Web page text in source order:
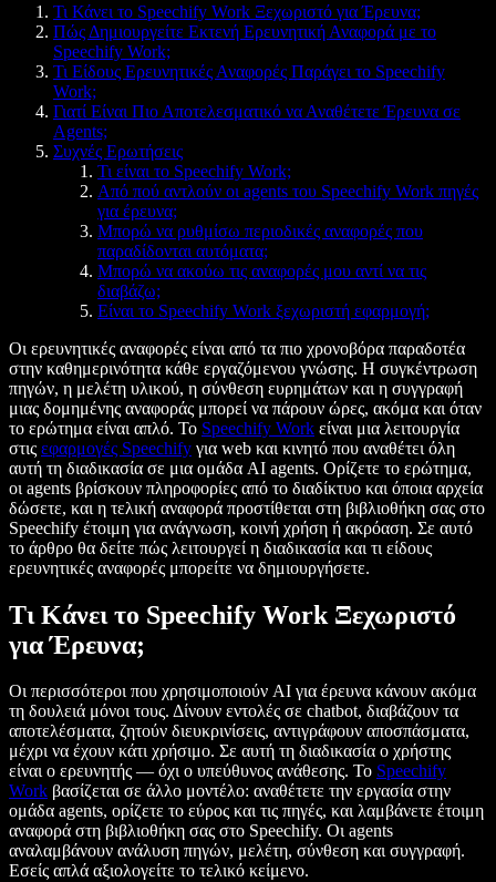
Τι Κάνει το Speechify Work Ξεχωριστό για Έρευνα;
Πώς Δημιουργείτε Εκτενή Ερευνητική Αναφορά με το
Speechify Work;
Τι Είδους Ερευνητικές Αναφορές Παράγει το Speechify
Work;
Γιατί Είναι Πιο Αποτελεσματικό να Αναθέτετε Έρευνα σε
Agents;
Συχνές Ερωτήσεις
Τι είναι το Speechify Work;
Από πού αντλούν οι agents του Speechify Work πηγές
για έρευνα;
Μπορώ να ρυθμίσω περιοδικές αναφορές που
παραδίδονται αυτόματα;
Μπορώ να ακούω τις αναφορές μου αντί να τις
διαβάζω;
Είναι το Speechify Work ξεχωριστή εφαρμογή;
Οι ερευνητικές αναφορές είναι από τα πιο χρονοβόρα παραδοτέα
στην καθημερινότητα κάθε εργαζόμενου γνώσης. Η συγκέντρωση
πηγών, η μελέτη υλικού, η σύνθεση ευρημάτων και η συγγραφή
μιας δομημένης αναφοράς μπορεί να πάρουν ώρες, ακόμα και όταν
το ερώτημα είναι απλό. Το Speechify Work είναι μια λειτουργία
στις εφαρμογές Speechify για web και κινητό που αναθέτει όλη
αυτή τη διαδικασία σε μια ομάδα AI agents. Ορίζετε το ερώτημα,
οι agents βρίσκουν πληροφορίες από το διαδίκτυο και όποια αρχεία
δώσετε, και η τελική αναφορά προστίθεται στη βιβλιοθήκη σας στο
Speechify έτοιμη για ανάγνωση, κοινή χρήση ή ακρόαση. Σε αυτό
το άρθρο θα δείτε πώς λειτουργεί η διαδικασία και τι είδους
ερευνητικές αναφορές μπορείτε να δημιουργήσετε.
Τι Κάνει το Speechify Work Ξεχωριστό
για Έρευνα;
Οι περισσότεροι που χρησιμοποιούν AI για έρευνα κάνουν ακόμα
τη δουλειά μόνοι τους. Δίνουν εντολές σε chatbot, διαβάζουν τα
αποτελέσματα, ζητούν διευκρινίσεις, αντιγράφουν αποσπάσματα,
μέχρι να έχουν κάτι χρήσιμο. Σε αυτή τη διαδικασία ο χρήστης
είναι ο ερευνητής — όχι ο υπεύθυνος ανάθεσης. Το Speechify
Work βασίζεται σε άλλο μοντέλο: αναθέτετε την εργασία στην
ομάδα agents, ορίζετε το εύρος και τις πηγές, και λαμβάνετε έτοιμη
αναφορά στη βιβλιοθήκη σας στο Speechify. Οι agents
αναλαμβάνουν ανάλυση πηγών, μελέτη, σύνθεση και συγγραφή.
Εσείς απλά αξιολογείτε το τελικό κείμενο.